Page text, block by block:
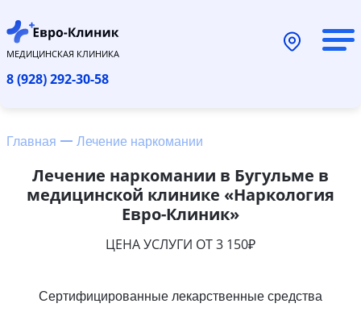
МЕДИЦИНСКАЯ КЛИНИКА
8 (928) 292-30-58
Главная Лечение наркомании
Лечение наркомании в Бугульме в
медицинской клинике «Наркология
Евро-Клиник»
ЦЕНА УСЛУГИ ОТ 3 150₽
Сертифицированные лекарственные средства